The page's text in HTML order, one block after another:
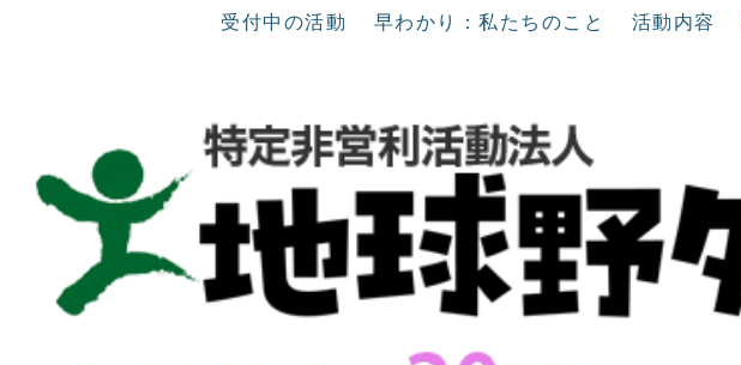
受付中の活動 早わかり：私たちのこと 活動内容